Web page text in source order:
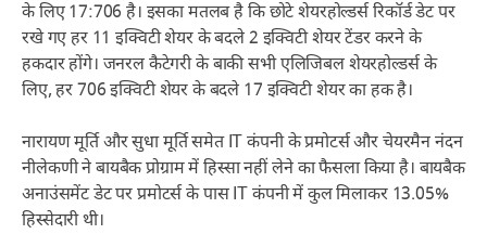
के लिए 17:706 है। इसका मतलब है कि छोटे शेयरहोल्डर्स रिकॉर्ड डेट पर
रखे गए हर 11 इक्विटी शेयर के बदले 2 इक्विटी शेयर टेंडर करने के
हकदार होंगे। जनरल कैटेगरी के बाकी सभी एलिजिबल शेयरहोल्डर्स के
लिए, हर 706 इक्विटी शेयर के बदले 17 इक्विटी शेयर का हक है।
नारायण मूर्ति और सुधा मूर्ति समेत IT कंपनी के प्रमोटर्स और चेयरमैन नंदन
नीलेकणी ने बायबैक प्रोग्राम में हिस्सा नहीं लेने का फैसला किया है। बायबैक
अनाउंसमेंट डेट पर प्रमोटर्स के पास IT कंपनी में कुल मिलाकर 13.05%
हिस्सेदारी थी।